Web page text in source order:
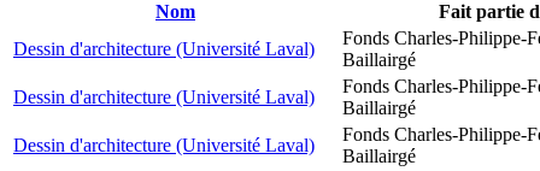
Nom
Fait partie
Dessin d'architecture (Université Laval)
Fonds Charles-Philippe-
Baillairgé
Dessin d'architecture (Université Laval)
Fonds Charles-Philippe-
Baillairgé
Dessin d'architecture (Université Laval)
Fonds Charles-Philippe-
Baillairgé